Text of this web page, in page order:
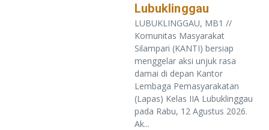
Lubuklinggau
LUBUKLINGGAU, MB1 //
Komunitas Masyarakat
Silampari (KANTI) bersiap
menggelar aksi unjuk rasa
damai di depan Kantor
Lembaga Pemasyarakatan
(Lapas) Kelas IIA Lubuklinggau
pada Rabu, 12 Agustus 2026.
Ak...